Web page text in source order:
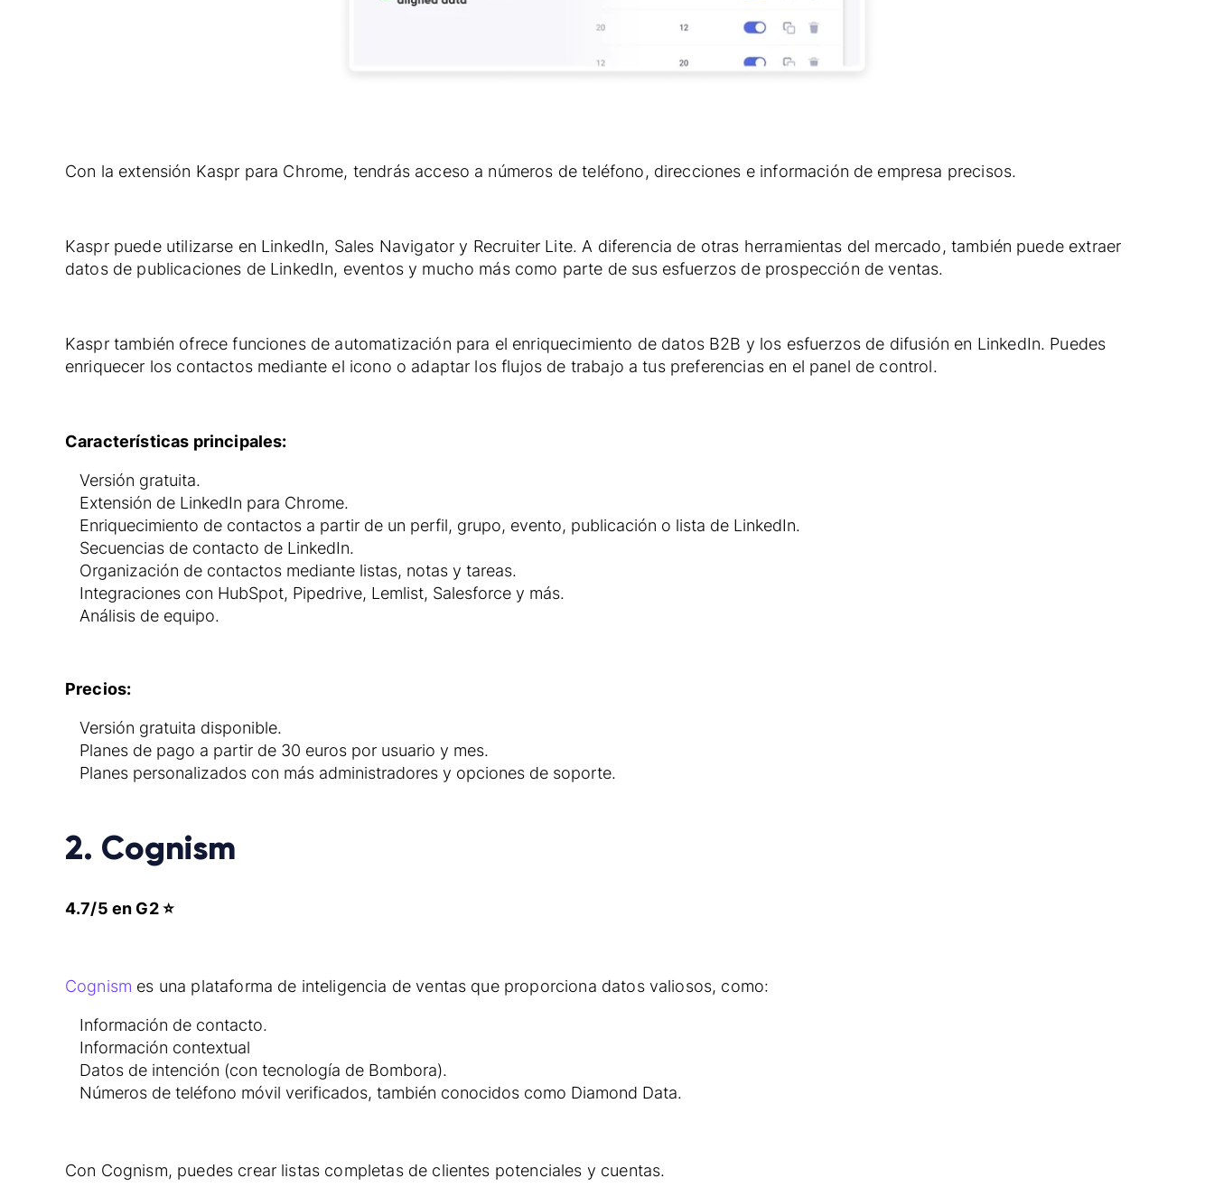
Con la extensión Kaspr para Chrome, tendrás acceso a números de teléfono, direcciones e información de empresa precisos.
Kaspr puede utilizarse en LinkedIn, Sales Navigator y Recruiter Lite. A diferencia de otras herramientas del mercado, también puede extraer
datos de publicaciones de LinkedIn, eventos y mucho más como parte de sus esfuerzos de prospección de ventas.
Kaspr también ofrece funciones de automatización para el enriquecimiento de datos B2B y los esfuerzos de difusión en LinkedIn. Puedes
enriquecer los contactos mediante el icono o adaptar los flujos de trabajo a tus preferencias en el panel de control.
Características principales:
Versión gratuita.
Extensión de LinkedIn para Chrome.
Enriquecimiento de contactos a partir de un perfil, grupo, evento, publicación o lista de LinkedIn.
Secuencias de contacto de LinkedIn.
Organización de contactos mediante listas, notas y tareas.
Integraciones con HubSpot, Pipedrive, Lemlist, Salesforce y más.
Análisis de equipo.
Precios:
Versión gratuita disponible.
Planes de pago a partir de 30 euros por usuario y mes.
Planes personalizados con más administradores y opciones de soporte.
2. Cognism
4.7/5 en G2 ⭐
Cognism es una plataforma de inteligencia de ventas que proporciona datos valiosos, como:
Información de contacto.
Información contextual
Datos de intención (con tecnología de Bombora).
Números de teléfono móvil verificados, también conocidos como Diamond Data.
Con Cognism, puedes crear listas completas de clientes potenciales y cuentas.